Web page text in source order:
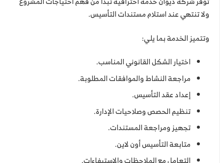
ولا تنتهي عند استلام مستندات التأسيس.
وتتميز الخدمة بما يلي:
اختيار الشكل القانوني المناسب.
مراجعة النشاط والموافقات المطلوبة.
إعداد عقد التأسيس.
تنظيم الحصص وصلاحيات الإدارة.
تجهيز ومراجعة المستندات.
متابعة التأسيس أون لاين.
التعامل مع الملاحظات والاستيفاءات.